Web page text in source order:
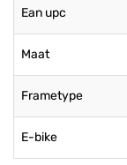
Ean upc
Maat
Frametype
E-bike